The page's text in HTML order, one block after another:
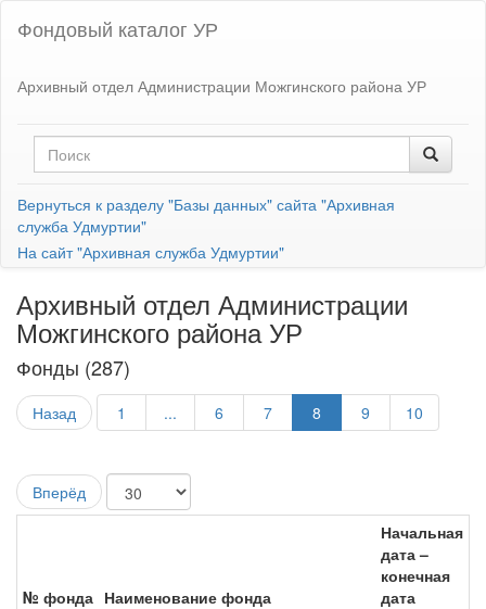
Фондовый каталог УР
Архивный отдел Администрации Можгинского района УР
Вернуться к разделу "Базы данных" сайта "Архивная
служба Удмуртии"
На сайт "Архивная служба Удмуртии"
Архивный отдел Администрации
Можгинского района УР
Фонды (287)
Назад 1 ... 6 7 8 9 10
Вперёд
№ фонда Наименование фонда
Начальная
дата –
конечная
дата